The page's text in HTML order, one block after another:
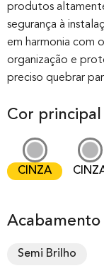
based on
customer
rating
produtos
segurança à
em harmonia com
organização e
preciso quebrar
Cor principal
CINZA
Semi Brilho